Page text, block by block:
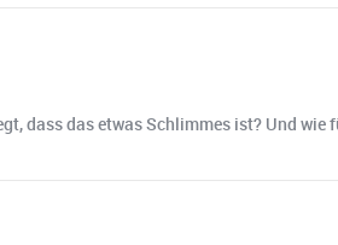
dass das etwas Schlimmes ist? Und wie